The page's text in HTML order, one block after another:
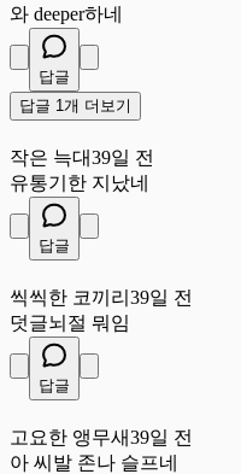
와 deeper하네
답글
답글 1개 더보기
작은 늑대39일 전
유통기한 지났네
답글
씩씩한 코끼리 39일 전
덧글뇌절 뭐임
답글
고요한 앵무새39일 전
아 씨발 존나 슬프네